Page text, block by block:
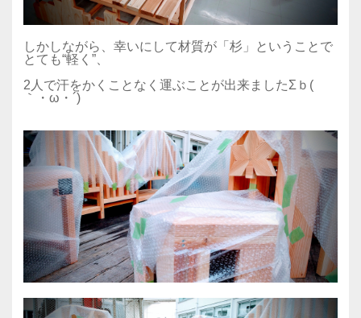
しかしながら、幸いにして材質が「杉」ということで
とても“軽く”、
2人で汗をかくことなく運ぶことが出来ましたΣｂ(
｀・ω・´)